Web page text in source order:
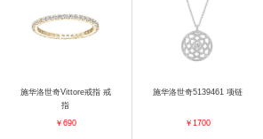
施华洛世奇Vittore戒指 戒
指
￥690
施华洛世奇5139461 项链
￥1700